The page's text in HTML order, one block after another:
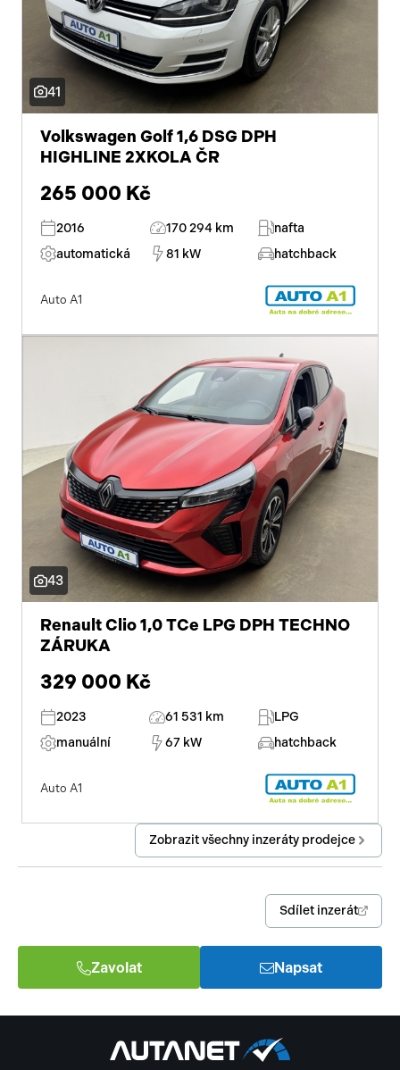
41
Volkswagen Golf 1,6 DSG DPH
HIGHLINE 2XKOLA ČR
265 000 Kč
2016 170 294 km
nafta
automatická
81 kW hatchback
Auto A1
43
Renault Clio 1,0 TCe LPG DPH TECHNO
ZÁRUKA
329 000 Kč
2023 61 531 km
LPG
manuální
67 kW hatchback
Auto A1
Zobrazit všechny inzeráty prodejce
Sdílet inzerát
Zavolat Napsat